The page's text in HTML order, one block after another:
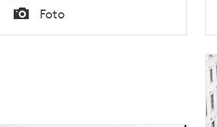
Tid
Typ
Foto